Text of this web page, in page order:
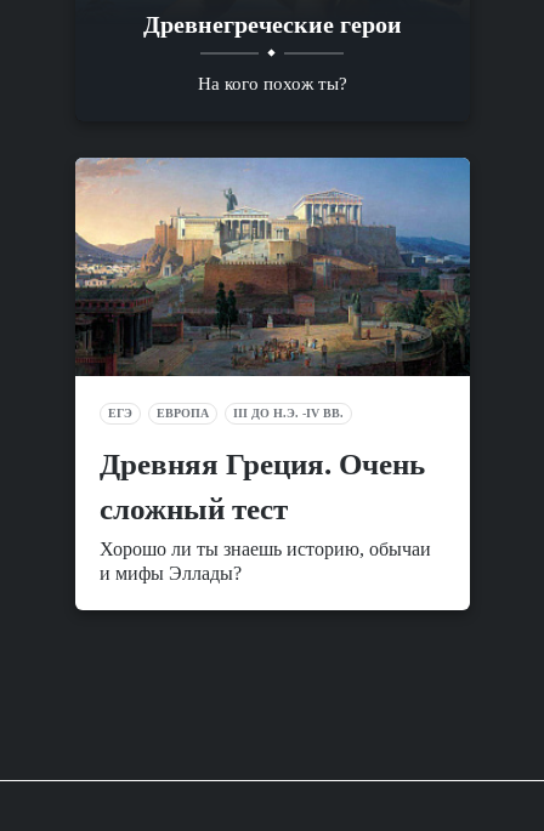
Древнегреческие герои
На кого похож ты?
ЕГЭ ЕВРОПА III ДО Н.Э. -IV ВВ.
Древняя Греция. Очень
сложный тест
Хорошо ли ты знаешь историю, обычаи
и мифы Эллады?